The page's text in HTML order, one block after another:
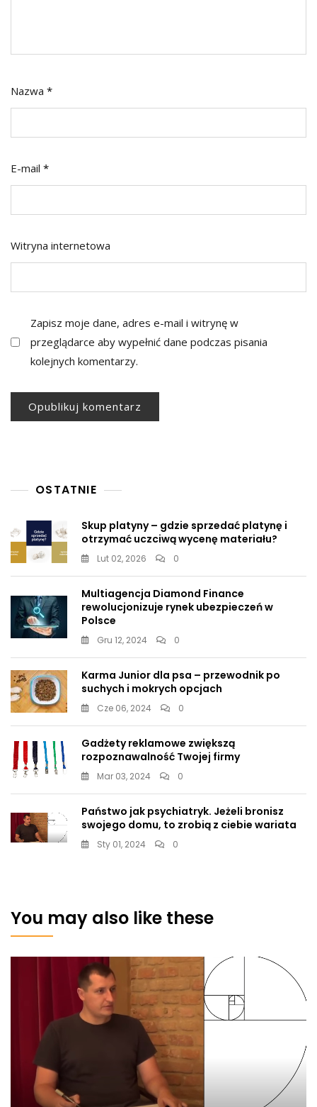
Nazwa *
E-mail *
Witryna internetowa
Zapisz moje dane, adres e-mail i witrynę w
przeglądarce aby wypełnić dane podczas pisania
kolejnych komentarzy.
OSTATNIE
Skup platyny – gdzie sprzedać platynę i
otrzymać uczciwą wycenę materiału?
Lut 02, 2026 0
Multiagencja Diamond Finance
rewolucjonizuje rynek ubezpieczeń w
Polsce
Gru 12, 2024 0
Karma Junior dla psa – przewodnik po
suchych i mokrych opcjach
Cze 06, 2024 0
Gadżety reklamowe zwiększą
rozpoznawalność Twojej firmy
Mar 03, 2024 0
Państwo jak psychiatryk. Jeżeli bronisz
swojego domu, to zrobią z ciebie wariata
Sty 01, 2024 0
You may also like these